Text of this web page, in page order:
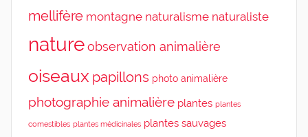
mellifère montagne naturalisme naturaliste
natureobservation animalière
oiseaux papillons photo animalière
photographie animalière plantes plantes
comestibles plantes médicinales plantes sauvages